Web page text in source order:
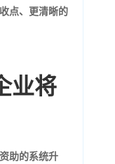
点、更清晰的
业将
助的系统升